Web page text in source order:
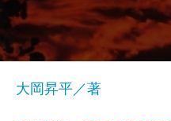
大岡昇平／著